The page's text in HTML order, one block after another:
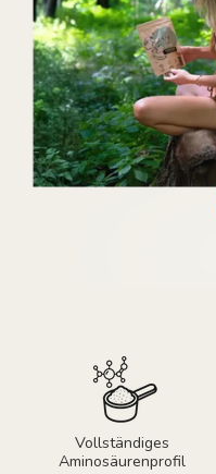
Vollständiges
Aminosäurenprofil